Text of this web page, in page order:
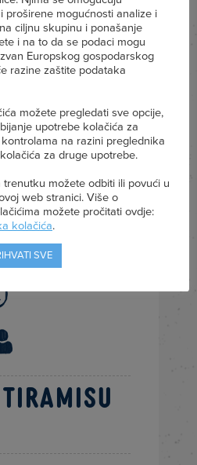
proširene mogućnosti analize i
ciljnu skupinu i ponašanje
i na to da se podaci mogu
Europskog gospodarskog
razine zaštite podataka
možete pregledati sve opcije,
upotrebe kolačića za
na razini preglednika
za druge upotrebe.
možete odbiti ili povući u
web stranici. Više o
možete pročitati ovdje:
kolačića.
SVE